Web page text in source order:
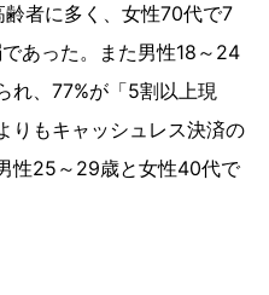
齢者に多く、女性70代で7
あった。また男性18～24
れ、77%が「5割以上現
りもキャッシュレス決済の
性25～29歳と女性40代で